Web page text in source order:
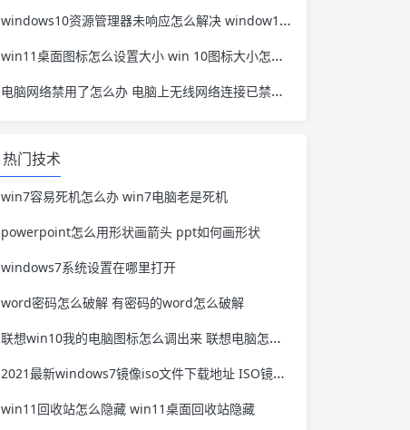
windows10资源管理器未响应怎么解决 window10资源管理器无响应
win11桌面图标怎么设置大小 win 10图标大小怎么设置
电脑网络禁用了怎么办 电脑上无线网络连接已禁用怎么办
热门技术
win7容易死机怎么办 win7电脑老是死机
powerpoint怎么用形状画箭头 ppt如何画形状
windows7系统设置在哪里打开
word密码怎么破解 有密码的word怎么破解
联想win10我的电脑图标怎么调出来 联想电脑怎么显示我的电脑图标
2021最新windows7镜像iso文件下载地址 ISO镜像文件下载
win11回收站怎么隐藏 win11桌面回收站隐藏